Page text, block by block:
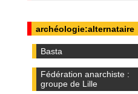
archéologie:alternataire
Basta
Fédération anarchiste :
groupe de Lille